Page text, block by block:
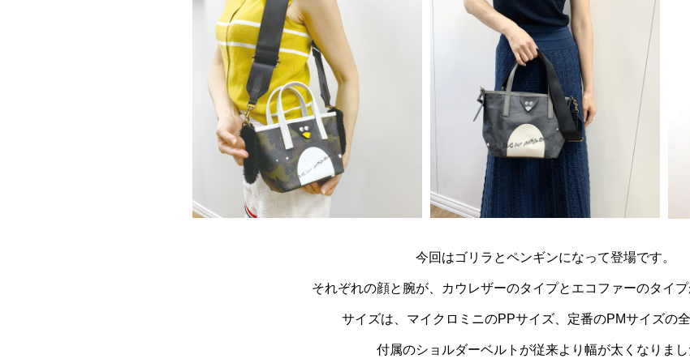
今回はゴリラとペンギンになって登場です。
それぞれの顔と腕が、カウレザーのタイプとエコファーのタイプ
サイズは、マイクロミニのPPサイズ、定番のPMサイズの全
付属のショルダーベルトが従来より幅が太くなりまし